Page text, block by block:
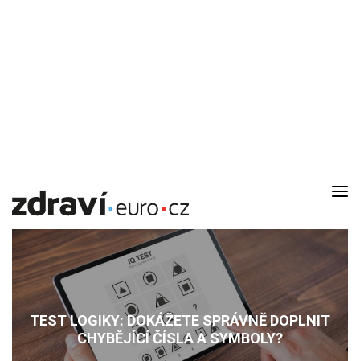
DOMÁCÍ LÉKAŘ
RODINA
RECEPTY
TEST LOGIKY: DOKÁŽETE SPRÁVNĚ DOPLNIT
CHYBĚJÍCÍ ČÍSLA A SYMBOLY?